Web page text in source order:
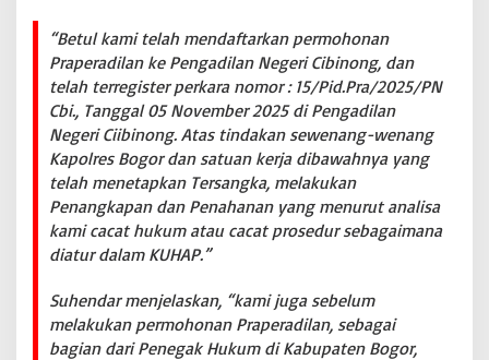
P
r
a
P
e
a
d
i
l
a
n
P
“Betul kami telah mendaftarkan permohonan
Praperadilan ke Pengadilan Negeri Cibinong, dan
telah terregister perkara nomor : 15/Pid.Pra/2025/PN
Cbi., Tanggal 05 November 2025 di Pengadilan
Negeri Ciibinong. Atas tindakan sewenang-wenang
Kapolres Bogor dan satuan kerja dibawahnya yang
telah menetapkan Tersangka, melakukan
Penangkapan dan Penahanan yang menurut analisa
kami cacat hukum atau cacat prosedur sebagaimana
diatur dalam KUHAP.”
Suhendar menjelaskan, “kami juga sebelum
melakukan permohonan Praperadilan, sebagai
bagian dari Penegak Hukum di Kabupaten Bogor,